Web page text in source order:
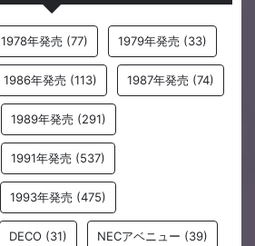
1978年発売 (77) 1979年発売 (33)
1986年発売 (113) 1987年発売 (74)
1989年発売 (291)
1991年発売 (537)
1993年発売 (475)
DECO (31) NECアベニュー (39)